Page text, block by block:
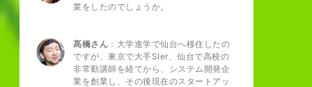
業をしたのでしょうか。
髙橋さん ：大学進学で仙台へ移住したの
ですが、東京で大手SIer、仙台で高校の
非常勤講師を経てから、システム開発企
業を創業し、その後現在のスタートアッ